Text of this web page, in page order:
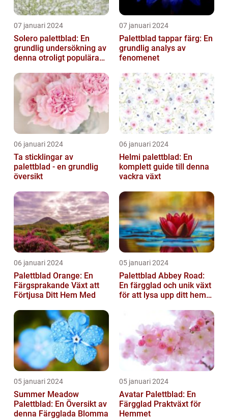
07 januari 2024
Solero palettblad: En
grundlig undersökning av
denna otroligt populära
07 januari 2024
Palettblad tappar färg: En
grundlig analys av
fenomenet
06 januari 2024
Ta sticklingar av
palettblad - en grundlig
översikt
06 januari 2024
Helmi palettblad: En
komplett guide till denna
vackra växt
06 januari 2024
Palettblad Orange: En
Färgsprakande Växt att
Förtjusa Ditt Hem Med
05 januari 2024
Palettblad Abbey Road:
En färgglad och unik växt
för att lysa upp ditt hem
05 januari 2024
Summer Meadow
Palettblad: En Översikt av
denna Färgglada Blomma
05 januari 2024
Avatar Palettblad: En
Färgglad Praktväxt för
Hemmet